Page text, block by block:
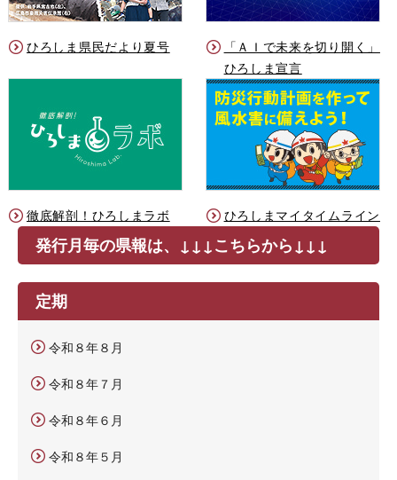
ひろしま県民だより夏号
「ＡＩで未来を切り開く」
ひろしま宣言
徹底解剖！ひろしまラボ ひろしまマイタイムライン
発行月毎の県報は、↓↓↓こちらから↓↓↓
定期
令和８年８月
令和８年７月
令和８年６月
令和８年５月